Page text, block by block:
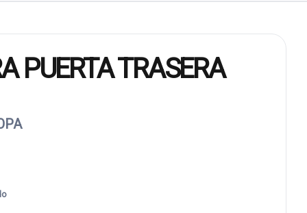
PUERTA TRASERA